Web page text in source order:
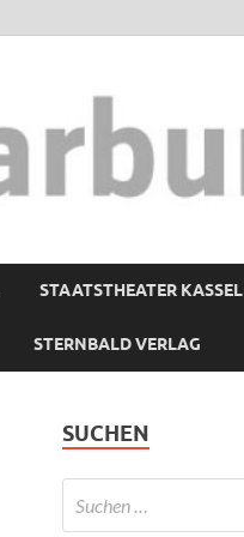
STAATSTHEATER KASSEL
STERNBALD VERLAG
SUCHEN